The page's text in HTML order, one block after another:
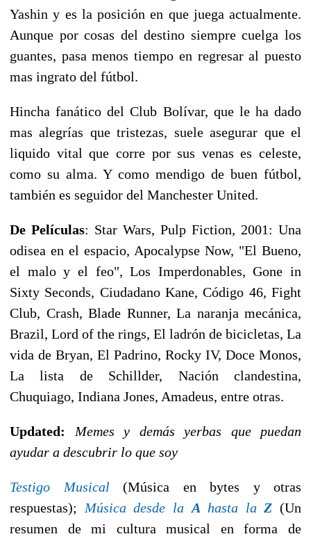
Yashin y es la posición en que juega actualmente.
Aunque por cosas del destino siempre cuelga los
guantes, pasa menos tiempo en regresar al puesto
mas ingrato del fútbol.
Hincha fanático del Club Bolívar, que le ha dado
mas alegrías que tristezas, suele asegurar que el
liquido vital que corre por sus venas es celeste,
como su alma. Y como mendigo de buen fútbol,
también es seguidor del Manchester United.
De Películas: Star Wars, Pulp Fiction, 2001: Una
odisea en el espacio, Apocalypse Now, "El Bueno,
el malo y el feo", Los Imperdonables, Gone in
Sixty Seconds, Ciudadano Kane, Código 46, Fight
Club, Crash, Blade Runner, La naranja mecánica,
Brazil, Lord of the rings, El ladrón de bicicletas, La
vida de Bryan, El Padrino, Rocky IV, Doce Monos,
La lista de Schillder, Nación clandestina,
Chuquiago, Indiana Jones, Amadeus, entre otras.
Updated:
Memes y demás yerbas que puedan
ayudar a descubrir lo que soy
Testigo Musical (Música en bytes y otras
respuestas); Música desde la A hasta laZ (Un
resumen de mi cultura musical en forma de